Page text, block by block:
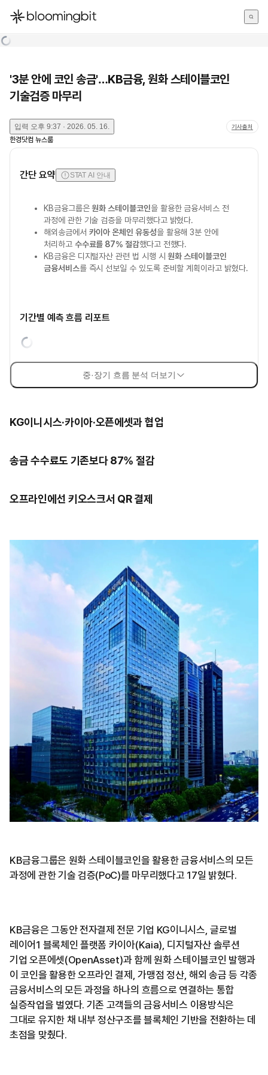
한국어
'3분 안에 코인 송금'…KB금융, 원화 스테이블코인
기술검증 마무리
입력 오후 9:37 · 2026. 05. 16. 기사출처
한경닷컴 뉴스룸
간단 요약 STAT AI 안내
KB금융그룹은원화 스테이블코인을 활용한 금융서비스 전
과정에 관한 기술 검증을 마무리했다고 밝혔다.
해외송금에서 카이아 온체인 유동성을 활용해 3분 안에
처리하고 수수료를 87% 절감했다고 전했다.
KB금융은 디지털자산 관련 법 시행 시원화 스테이블코인
금융서비스를 즉시 선보일 수 있도록 준비할 계획이라고 밝혔다.
기간별 예측 흐름 리포트
중·장기 흐름 분석 더보기
KG이니시스·카이아·오픈에셋과 협업
송금 수수료도 기존보다 87% 절감
오프라인에선 키오스크서 QR 결제
KB금융그룹은 원화 스테이블코인을 활용한 금융서비스의 모든
과정에 관한 기술 검증(PoC)를 마무리했다고 17일 밝혔다.
KB금융은 그동안 전자결제 전문 기업 KG이니시스, 글로벌
레이어1 블록체인 플랫폼 카이아(Kaia), 디지털자산 솔루션
기업 오픈에셋(OpenAsset)과 함께 원화 스테이블코인 발행과
이 코인을 활용한 오프라인 결제, 가맹점 정산, 해외 송금 등 각종
금융서비스의 모든 과정을 하나의 흐름으로 연결하는 통합
실증작업을 벌였다. 기존 고객들의 금융서비스 이용방식은
그대로 유지한 채 내부 정산구조를 블록체인 기반을 전환하는 데
초점을 맞췄다.